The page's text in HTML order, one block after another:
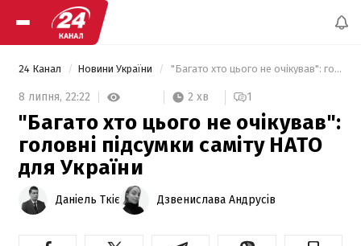
24 Канал Новини України "Багато хто цього не очікував": головні підсумки саміту НАТО для України
8 липня, 22:22 2 хв 1
"Багато хто цього не очікував":
головні підсумки саміту НАТО
для України
Даніель Ткіє Дзвенислава Андрусів